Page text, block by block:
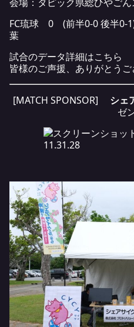
FC琉球 0 (前半0-0 後半0-
葉
試合のデータ詳細はこちら
皆様のご声援、ありがとうご
[MATCH SPONSOR] シェ
ゼ